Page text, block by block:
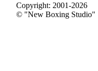
Copyright: 2001-2026
© "New Boxing Studio"